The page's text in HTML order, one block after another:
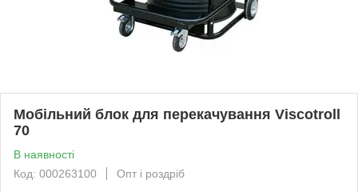
Мобільний блок для перекачування Viscotroll
70
В наявності
Код: 000263100
Опт і роздріб